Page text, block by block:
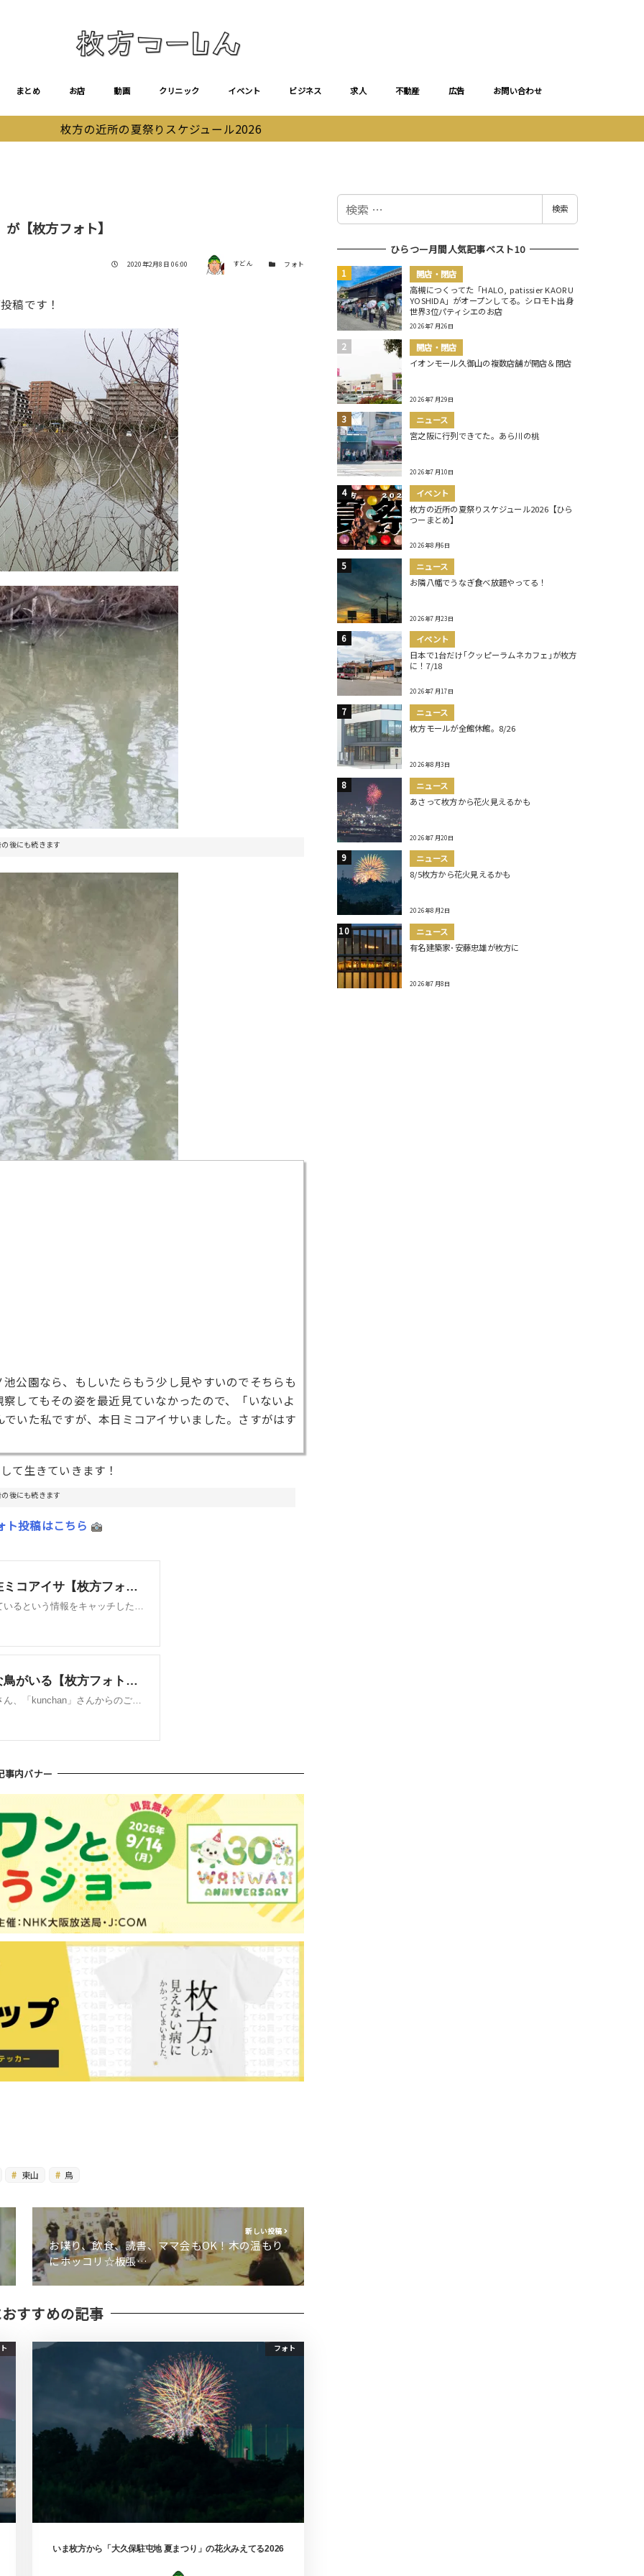
まとめ お店 動画 クリニック イベント ビジネス 求人 不動産 広告 お問い合わせ
枚方の近所の夏祭りスケジュール2026
【枚方フォト】
投稿日
2020年2月8日 06:00 著者 すどん カテゴリー
フォト
稿です！
後にも続きます
公園なら、もしいたらもう少し見やすいのでそちらも
してもその姿を最近見ていなかったので、「いないよ
いた私ですが、本日ミコアイサいました。さすがはす
て生きていきます！
後にも続きます
ト投稿はこちら
事内バナー
東山 鳥
新しい投稿
お喋り、飲食、読書、ママ会もOK！木の温もり
にホッコリ☆板張…
すすめの記事
フォト
いま枚方から「大久保駐屯地 夏まつり」の花火みえてる2026
検
検索
ひらつー月間人気記事ベスト10
開店・閉店
高槻につくってた「HALO, patissier KAORU
YOSHIDA」がオープンしてる。シロモト出身
世界3位パティシエのお店
2026年7月26日
開店・閉店
イオンモール久御山の複数店舗が開店＆閉店
2026年7月29日
ニュース
宮之阪に行列できてた。あら川の桃
2026年7月10日
イベント
枚方の近所の夏祭りスケジュール2026【ひら
つーまとめ】
2026年8月6日
ニュース
お隣八幡でうなぎ食べ放題やってる！
2026年7月23日
イベント
日本で1台だけ｢クッピーラムネカフェ｣が枚方
に！7/18
2026年7月17日
ニュース
枚方モールが全館休館。8/26
2026年8月3日
ニュース
あさって枚方から花火見えるかも
2026年7月20日
ニュース
8/5枚方から花火見えるかも
2026年8月2日
ニュース
有名建築家･安藤忠雄が枚方に
2026年7月8日